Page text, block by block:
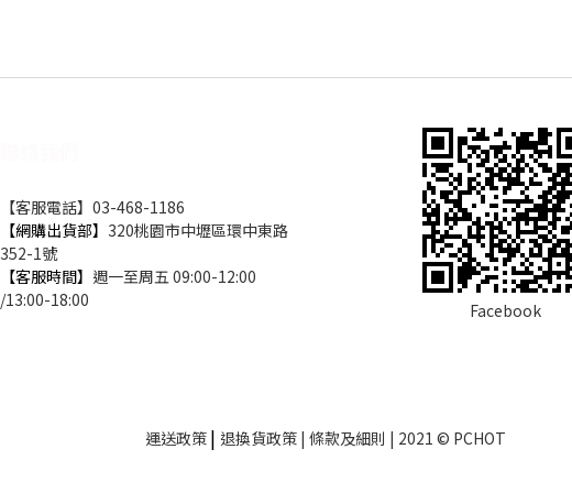
【客服電話】03-468-1186
【網購出貨部】 320桃園市中壢區環中東路
352-1號
【客服時間】 週一至周五 09:00-12:00
/13:00-18:00
Facebook
運送政策 | 退換貨政策 | 條款及細則 | 2021 © PCHOT